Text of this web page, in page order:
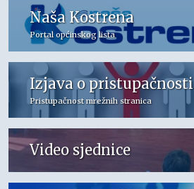
Naša Kostrena
Portal općinskog lista
Izjava o pristupačnosti
Pristupačnost mrežnih stranica
Video sjednice